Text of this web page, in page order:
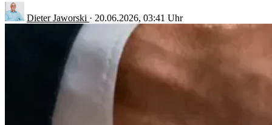
Dieter Jaworski · 20.06.2026, 03:41 Uhr